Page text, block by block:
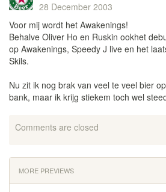
28 December 2003
Voor mij wordt het Awakenings!
Behalve Oliver Ho en Ruskin ookhet
op Awakenings, Speedy J live en het
Skils.
Nu zit ik nog brak van veel te veel bier
bank, maar ik krijg stiekem toch wel
Comments are closed
MORE PREVIEWS